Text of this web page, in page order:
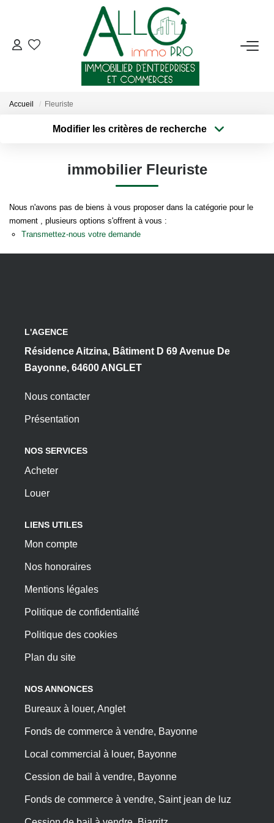
ACHETER
NOTRE AGENCE
Qui Sommes-Nous ?
Nous Rejoindre
Nos Actualités
Accueil Fleuriste
Modifier les critères de recherche
Budget max Plus de critères
immobilier Fleuriste
Nous n'avons pas de biens à vous proposer dans la catégorie pour le
moment , plusieurs options s'offrent à vous :
Transmettez-nous votre demande
L'AGENCE
Résidence Aitzina, Bâtiment D 69 Avenue De
Bayonne, 64600 ANGLET
Nous contacter
Présentation
NOS SERVICES
Acheter
Louer
LIENS UTILES
Mon compte
Nos honoraires
Mentions légales
Politique de confidentialité
Politique des cookies
Plan du site
NOS ANNONCES
Bureaux à louer, Anglet
Fonds de commerce à vendre, Bayonne
Local commercial à louer, Bayonne
Cession de bail à vendre, Bayonne
Fonds de commerce à vendre, Saint jean de luz